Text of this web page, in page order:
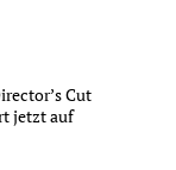
Cut
jetzt auf